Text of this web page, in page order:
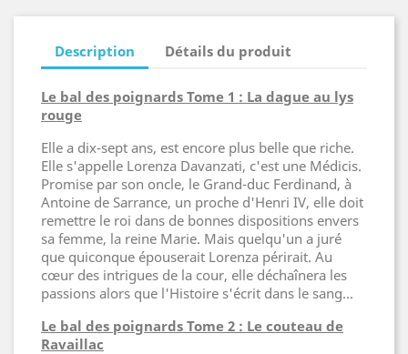
Description Détails du produit
Le bal des poignards Tome 1 : La dague au lys
rouge
Elle a dix-sept ans, est encore plus belle que riche.
Elle s'appelle Lorenza Davanzati, c'est une Médicis.
Promise par son oncle, le Grand-duc Ferdinand, à
Antoine de Sarrance, un proche d'Henri IV, elle doit
remettre le roi dans de bonnes dispositions envers
sa femme, la reine Marie. Mais quelqu'un a juré
que quiconque épouserait Lorenza périrait. Au
cœur des intrigues de la cour, elle déchaînera les
passions alors que l'Histoire s'écrit dans le sang...
Le bal des poignards Tome 2 : Le couteau de
Ravaillac